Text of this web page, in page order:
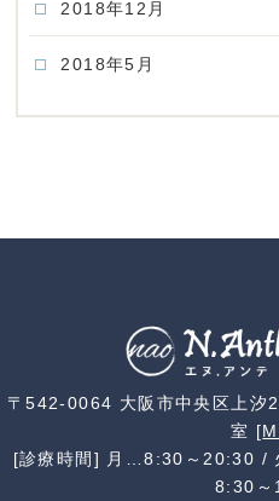
2018年12月
2018年5月
〒542-0064 大阪市中央区上汐
室 [
[診療時間] 月…8:30～20:30
8:30～